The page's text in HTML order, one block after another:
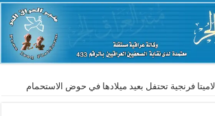
لاميتا فرنجية تحتفل بعيد ميلادها في حوض الاستحمام